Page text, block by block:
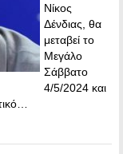
Νίκος
Δένδιας, θα
μεταβεί το
Μεγάλο
Σάββατο
4/5/2024 και